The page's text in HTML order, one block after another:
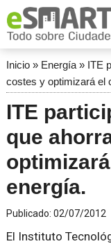
Inicio» Energía» ITE
costes y optimizará el
ITE
que
energía.
Publicado: 02/07/2012
El Instituto